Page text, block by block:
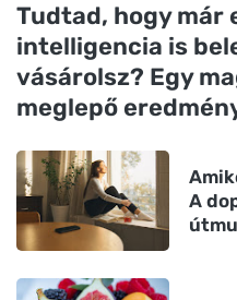
Tudtad, hogy már
intelligencia is
vásárolsz? Egy
meglepő
A